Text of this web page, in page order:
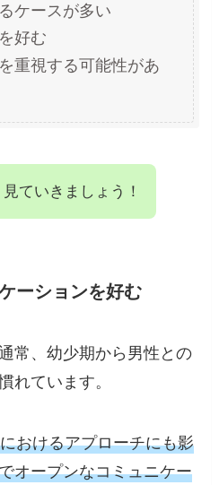
ケースが多い
好む
重視する可能性があ
ていきましょう！
ーションを好む
常、幼少期から男性との
れています。
おけるアプローチにも影
オープンなコミュニケー